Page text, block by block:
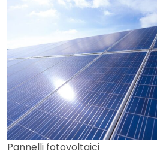
Pannelli fotovoltaici